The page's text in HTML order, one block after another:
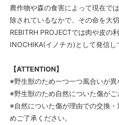
農作物や森の食害によって現在で
除されているなかで、その命を大
REBITRH PROJECTでは肉や皮の
INOCHIKA(イノチカ)として発信し
【ATTENTION】
※野生獣のため一つ一つ風合いが異
※野生獣のため自然についた傷がご
※自然についた傷が理由での交換
めご了承ください。